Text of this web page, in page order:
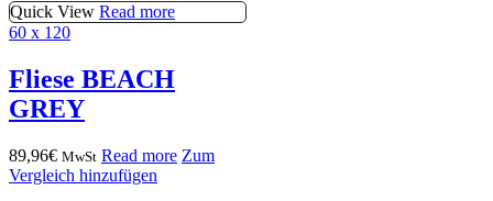
Quick View Read more
60 x 120
Fliese BEACH
GREY
89,96€ MwSt Read more Zum
Vergleich hinzufügen